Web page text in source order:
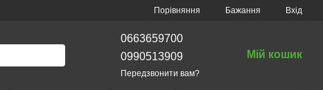
Порівняння Бажання Вхід
0663659700
0990513909
Передзвонити вам?
Мій кошик